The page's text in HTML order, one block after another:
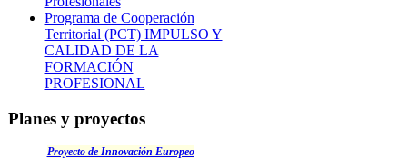
Programa de Cooperación
Territorial (PCT) IMPULSO Y
CALIDAD DE LA
FORMACIÓN
PROFESIONAL
Planes y proyectos
Proyecto de Innovación Europeo